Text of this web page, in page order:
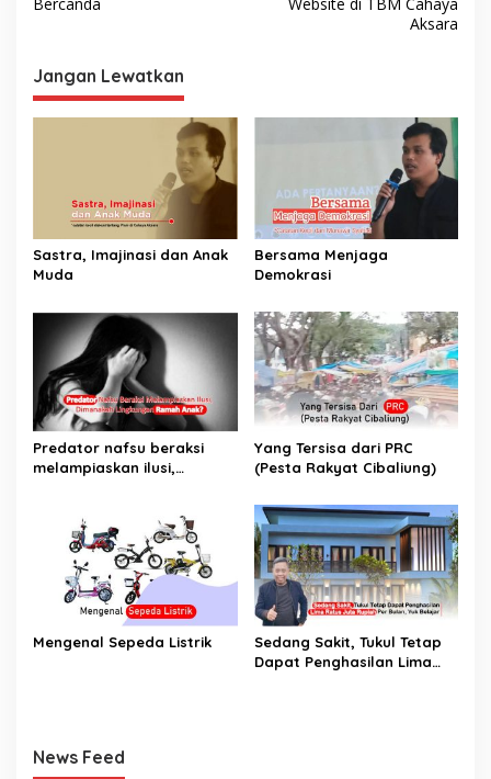
Aksara
Jangan Lewatkan
Sastra, Imajinasi dan Anak
Muda
Bersama Menjaga
Demokrasi
Predator nafsu beraksi
melampiaskan ilusi,
Yang Tersisa dari PRC
(Pesta Rakyat Cibaliung)
Mengenal Sepeda Listrik
Sedang Sakit, Tukul Tetap
Dapat Penghasilan Lima
News Feed